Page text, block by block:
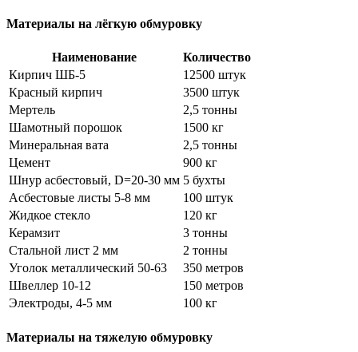
Материалы на лёгкую обмуровку
Наименование
Количество
Кирпич ШБ-5
12500 штук
Красный кирпич
3500 штук
Мертель
2,5 тонны
Шамотный порошок
1500 кг
Минеральная вата
2,5 тонны
Цемент
900 кг
Шнур асбестовый, D=20-30 мм 5 бухты
Асбестовые листы 5-8 мм
100 штук
Жидкое стекло
120 кг
Керамзит
3 тонны
Стальной лист 2 мм
2 тонны
Уголок металлический 50-63
350 метров
Швеллер 10-12
150 метров
Электроды, 4-5 мм
100 кг
Материалы на тяжелую обмуровку